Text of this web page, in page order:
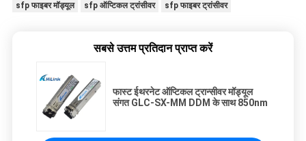
sfp फाइबर मॉड्यूल sfp ऑप्टिकल ट्रांसीवर sfp फाइबर ट्रांसीवर
सबसे उत्तम प्रतिदान प्राप्त करें
फास्ट ईथरनेट ऑप्टिकल ट्रान्सीवर मॉड्यूल
संगत GLC-SX-MM DDM के साथ 850nm